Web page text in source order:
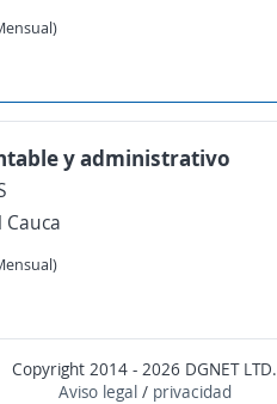
y administrativo
Cauca
Copyright 2014 - 2026 DGNET LTD.
Aviso legal/ privacidad